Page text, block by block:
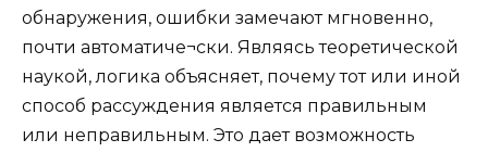
обнаружения, ошибки замечают мгновенно,
почти автоматиче¬ски. Являясь теоретической
наукой, логика объясняет, почему тот или иной
способ рассуждения является правильным
или неправильным. Это дает возможность